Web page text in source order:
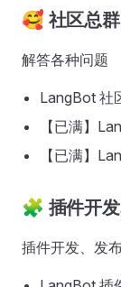
🥰 社区总群
解答各种问题
LangBot 社
【已满】
【已满】
🧩 插件开
插件开发、发